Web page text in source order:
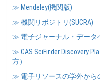
≫ Mendeley(機関版)
≫ 機関リポジトリ(SUCRA)
≫ 電子ジャーナル・データ
≫ CAS SciFinder Discovery
方）
≫ 電子リソースの学外から